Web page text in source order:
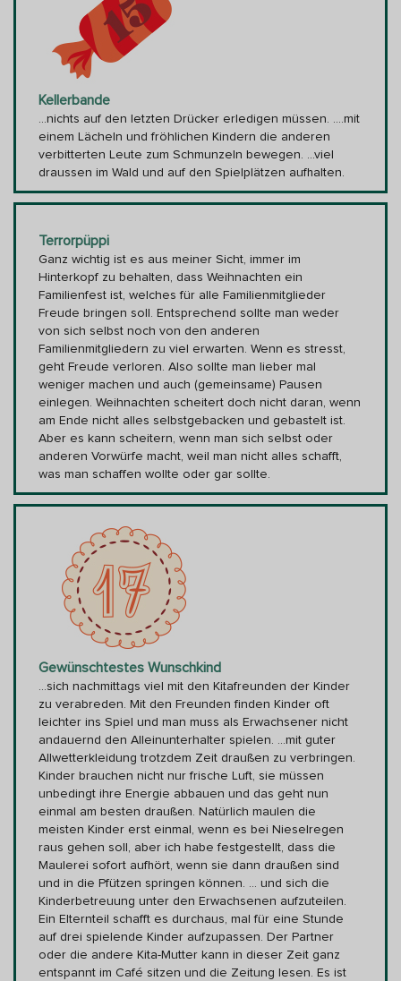
Kellerbande
...nichts auf den letzten Drücker erledigen müssen. ....mit
einem Lächeln und fröhlichen Kindern die anderen
verbitterten Leute zum Schmunzeln bewegen. ...viel
draussen im Wald und auf den Spielplätzen aufhalten.
Terrorpüppi
Ganz wichtig ist es aus meiner Sicht, immer im
Hinterkopf zu behalten, dass Weihnachten ein
Familienfest ist, welches für alle Familienmitglieder
Freude bringen soll. Entsprechend sollte man weder
von sich selbst noch von den anderen
Familienmitgliedern zu viel erwarten. Wenn es stresst,
geht Freude verloren. Also sollte man lieber mal
weniger machen und auch (gemeinsame) Pausen
einlegen. Weihnachten scheitert doch nicht daran, wenn
am Ende nicht alles selbstgebacken und gebastelt ist.
Aber es kann scheitern, wenn man sich selbst oder
anderen Vorwürfe macht, weil man nicht alles schafft,
was man schaffen wollte oder gar sollte.
Gewünschtestes Wunschkind
...sich nachmittags viel mit den Kitafreunden der Kinder
zu verabreden. Mit den Freunden finden Kinder oft
leichter ins Spiel und man muss als Erwachsener nicht
andauernd den Alleinunterhalter spielen. ...mit guter
Allwetterkleidung trotzdem Zeit draußen zu verbringen.
Kinder brauchen nicht nur frische Luft, sie müssen
unbedingt ihre Energie abbauen und das geht nun
einmal am besten draußen. Natürlich maulen die
meisten Kinder erst einmal, wenn es bei Nieselregen
raus gehen soll, aber ich habe festgestellt, dass die
Maulerei sofort aufhört, wenn sie dann draußen sind
und in die Pfützen springen können. ... und sich die
Kinderbetreuung unter den Erwachsenen aufzuteilen.
Ein Elternteil schafft es durchaus, mal für eine Stunde
auf drei spielende Kinder aufzupassen. Der Partner
oder die andere Kita-Mutter kann in dieser Zeit ganz
entspannt im Café sitzen und die Zeitung lesen. Es ist